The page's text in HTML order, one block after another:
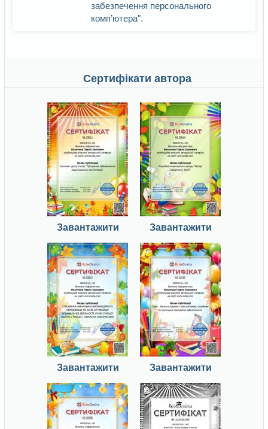
забезпечення персонального
комп’ютера".
Сертифікати автора
Завантажити Завантажити
Завантажити Завантажити